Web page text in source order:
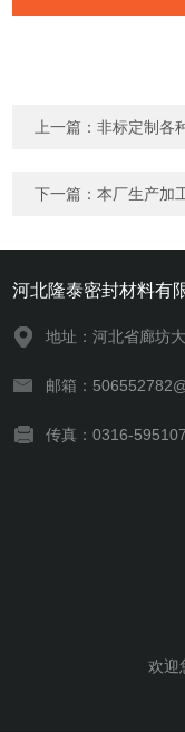
上一篇：非标定制各
下一篇：本厂生产加
河北隆泰密封材料有
地址：河北省廊坊
邮箱：
传真：0316-
欢迎